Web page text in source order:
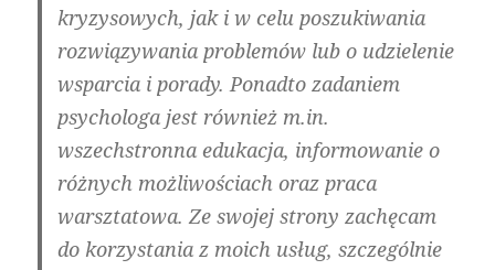
kryzysowych, jak i w celu poszukiwania
rozwiązywania problemów lub o udzielenie
wsparcia i porady. Ponadto zadaniem
psychologa jest również m.in.
wszechstronna edukacja, informowanie o
różnych możliwościach oraz praca
warsztatowa. Ze swojej strony zachęcam
do korzystania z moich usług, szczególnie